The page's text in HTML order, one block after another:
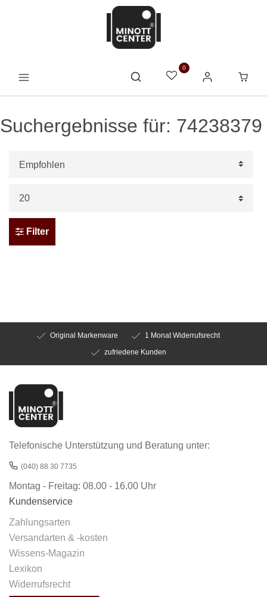
0
Suchergebnisse für: 74238379
Filter
Original Markenware
1 Monat Widerrufsrecht
zufriedene Kunden
Telefonische Unterstützung und Beratung unter:
(040) 88 30 7735
Montag - Freitag: 08.00 - 16.00 Uhr
Kundenservice
Zahlungsarten
Versandarten & -kosten
Wissens-Magazin
Lexikon
Widerrufsrecht